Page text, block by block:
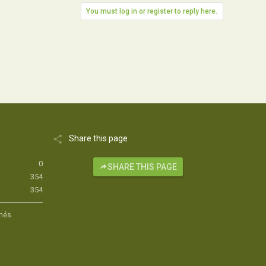
You must log in or register to reply here.
0
354
354
Share this page
SHARE THIS PAGE